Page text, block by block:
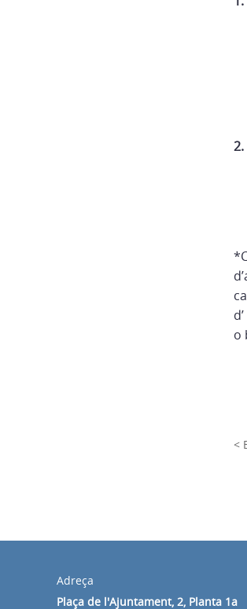
2.
o
<
Adreça
Plaça de l'Ajuntament, 2, Planta 1a